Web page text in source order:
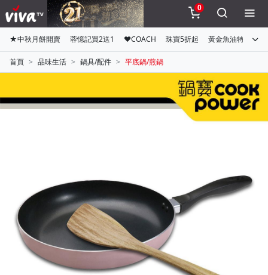
0
★中秋月餅開賣 蓉憶記買2送1 ♥COACH 珠寶5折起 黃金魚油特惠組
首頁 品味生活 鍋具/配件 平底鍋/煎鍋